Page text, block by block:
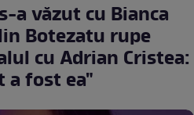
a văzut cu Bianca
Botezatu rupe
cu Adrian Cristea:
a fost ea"